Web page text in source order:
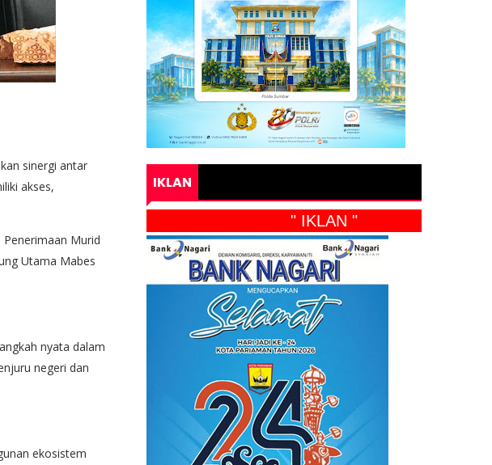
sinergi antar
akses,
Murid
Utama Mabes
nyata dalam
negeri dan
ekosistem
IKLAN
" IKLAN "